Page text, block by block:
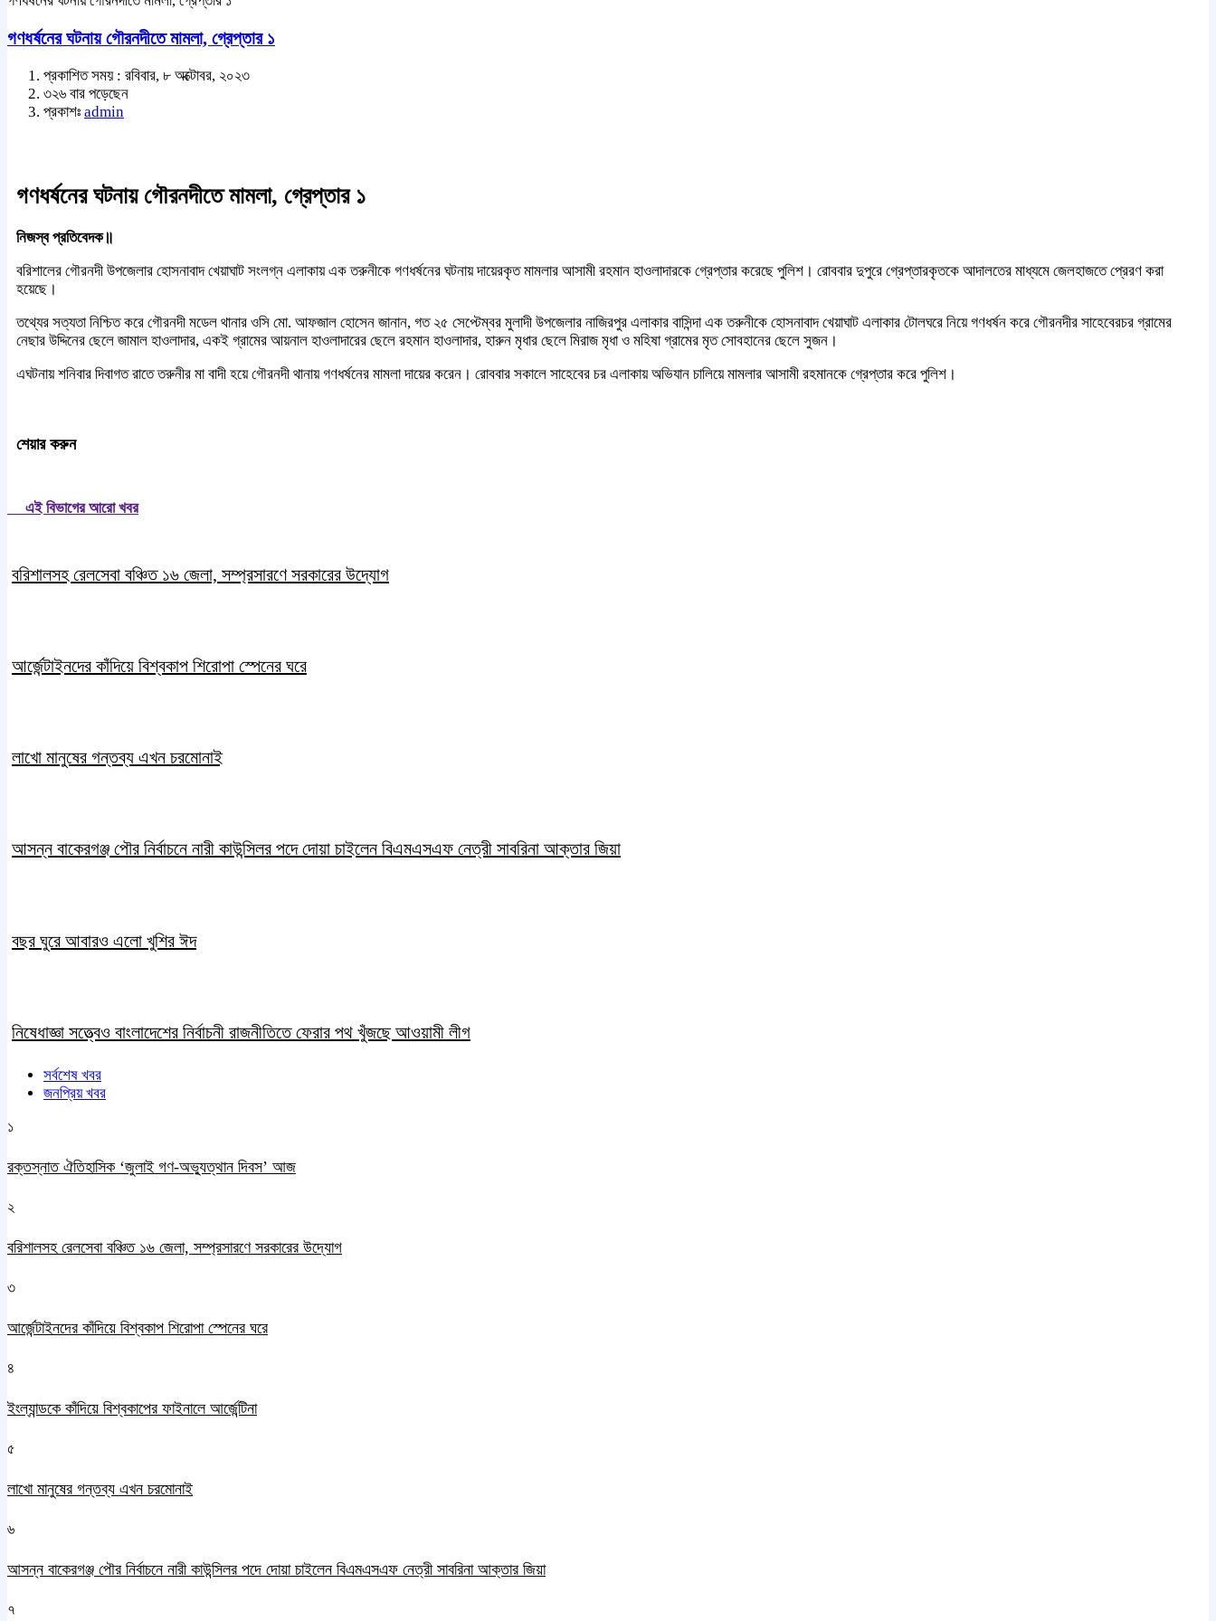
গণধর্ষনের ঘটনায় গৌরনদীতে মামলা, গ্রেপ্তার ১
প্রকাশিত সময় : রবিবার, ৮ অক্টোবর, ২০২৩
৩২৬ বার পড়েছেন
প্রকাশঃ admin
গণধর্ষনের ঘটনায় গৌরনদীতে মামলা, গ্রেপ্তার ১
নিজস্ব প্রতিবেদক॥
বরিশালের গৌরনদী উপজেলার হোসনাবাদ খেয়াঘাট সংলগ্ন এলাকায় এক তরুনীকে গণধর্ষনের ঘটনায় দায়েরকৃত মামলার আসামী রহমান হাওলাদারকে গ্রেপ্তার করেছে পুলিশ। রোববার দুপুরে গ্রেপ্তারকৃতকে আদালতের মাধ্যমে জেলহাজতে প্রেরণ করা
হয়েছে।
তথ্যের সত্যতা নিশ্চিত করে গৌরনদী মডেল থানার ওসি মো. আফজাল হোসেন জানান, গত ২৫ সেপ্টেম্বর মুলাদী উপজেলার নাজিরপুর এলাকার বাসিন্দা এক তরুনীকে হোসনাবাদ খেয়াঘাট এলাকার টোলঘরে নিয়ে গণধর্ষন করে গৌরনদীর সাহেবেরচর গ্রামের
নেছার উদ্দিনের ছেলে জামাল হাওলাদার, একই গ্রামের আয়নাল হাওলাদারের ছেলে রহমান হাওলাদার, হারুন মৃধার ছেলে মিরাজ মৃধা ও মহিষা গ্রামের মৃত সোবহানের ছেলে সুজন।
এঘটনায় শনিবার দিবাগত রাতে তরুনীর মা বাদী হয়ে গৌরনদী থানায় গণধর্ষনের মামলা দায়ের করেন। রোববার সকালে সাহেবের চর এলাকায় অভিযান চালিয়ে মামলার আসামী রহমানকে গ্রেপ্তার করে পুলিশ।
শেয়ার করুন
এই বিভাগের আরো খবর
বরিশালসহ রেলসেবা বঞ্চিত ১৬ জেলা, সম্প্রসারণে সরকারের উদ্যোগ
আর্জেন্টাইনদের কাঁদিয়ে বিশ্বকাপ শিরোপা স্পেনের ঘরে
লাখো মানুষের গন্তব্য এখন চরমোনাই
আসন্ন বাকেরগঞ্জ পৌর নির্বাচনে নারী কাউন্সিলর পদে দোয়া চাইলেন বিএমএসএফ নেত্রী সাবরিনা আক্তার জিয়া
বছর ঘুরে আবারও এলো খুশির ঈদ
নিষেধাজ্ঞা সত্ত্বেও বাংলাদেশের নির্বাচনী রাজনীতিতে ফেরার পথ খুঁজছে আওয়ামী লীগ
সর্বশেষ খবর
জনপ্রিয় খবর
১
রক্তস্নাত ঐতিহাসিক ‌‘জুলাই গণ-অভ্যুত্থান দিবস’ আজ
২
বরিশালসহ রেলসেবা বঞ্চিত ১৬ জেলা, সম্প্রসারণে সরকারের উদ্যোগ
৩
আর্জেন্টাইনদের কাঁদিয়ে বিশ্বকাপ শিরোপা স্পেনের ঘরে
৪
ইংল্যান্ডকে কাঁদিয়ে বিশ্বকাপের ফাইনালে আর্জেন্টিনা
৫
লাখো মানুষের গন্তব্য এখন চরমোনাই
৬
আসন্ন বাকেরগঞ্জ পৌর নির্বাচনে নারী কাউন্সিলর পদে দোয়া চাইলেন বিএমএসএফ নেত্রী সাবরিনা আক্তার জিয়া
৭